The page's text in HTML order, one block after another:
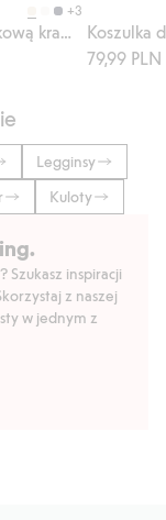
+3
Koszulka
79,99 PLN
Legginsy
Kuloty
inspiracji
z naszej
w jednym z